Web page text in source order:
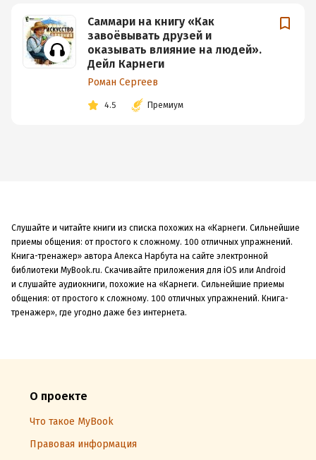
Саммари на книгу «Как
завоёвывать друзей и
оказывать влияние на людей».
Дейл Карнеги
Роман Сергеев
4.5 Премиум
Слушайте и читайте книги из списка похожих на «Карнеги. Сильнейшие
приемы общения: от простого к сложному. 100 отличных упражнений.
Книга-тренажер» автора Алекса Нарбута на сайте электронной
библиотеки MyBook.ru. Скачивайте приложения для iOS или Android
и слушайте аудиокниги, похожие на «Карнеги. Сильнейшие приемы
общения: от простого к сложному. 100 отличных упражнений. Книга-
тренажер», где угодно даже без интернета.
О проекте
Что такое MyBook
Правовая информация